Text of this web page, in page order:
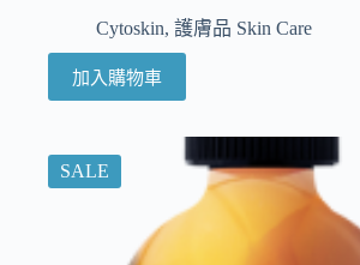
Cytoskin, 護膚品 Skin Care
加入購物車
SALE